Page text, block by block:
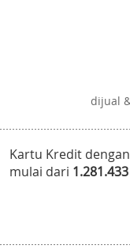
dijual
Kartu Kredit dengan
mulai dari